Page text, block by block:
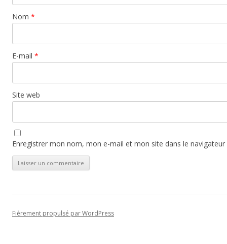
Nom *
E-mail *
Site web
Enregistrer mon nom, mon e-mail et mon site dans le
Fièrement propulsé par WordPress